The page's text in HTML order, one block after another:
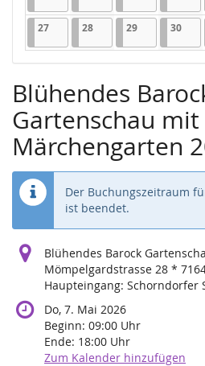
2727.07.2026
1 Veranstaltung
2828.07.2026
1 Veranstaltung
2929.07.2026
1 301
Blühendes
Gartenschau mit
Märchengarten
Der Buchungszeitraum
ist beendet.
Blühendes Barock
Mömpelgardstrasse 28 *
Haupteingang: Schorndorfer
Do, 7. Mai 2026
Beginn: 09:00 Uhr
Ende: 18:00 Uhr
Zum Kalender hinzufügen